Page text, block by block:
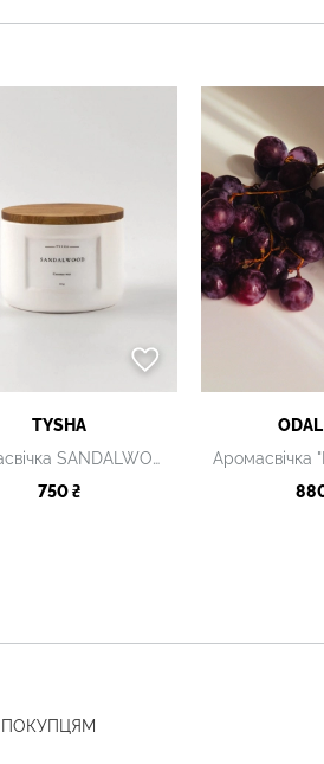
TYSHA
Аромасвічка SANDALWOOD
750 ₴
Аромасвічка
ПОКУПЦЯМ